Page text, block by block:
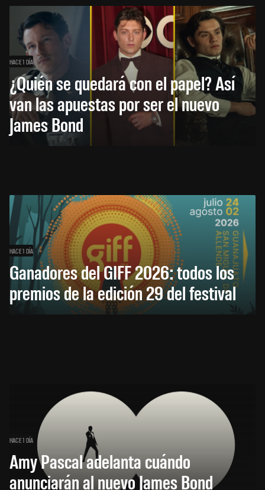
HACE 1 DÍA
¿Quién se quedará con el papel? Así
van las apuestas por ser el nuevo
James Bond
HACE 1 DÍA
Ganadores del GIFF 2026: todos los
premios de la edición 29 del festival
HACE 1 DÍA
Amy Pascal adelanta cuándo
anunciarán al nuevo James Bond